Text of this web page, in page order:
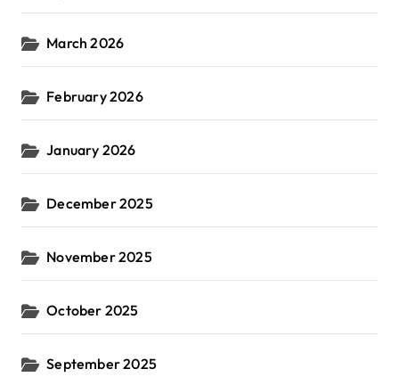
March 2026
February 2026
January 2026
December 2025
November 2025
October 2025
September 2025